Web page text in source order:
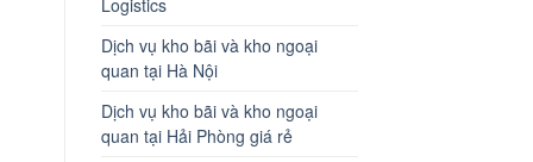
Dịch vụ kho bãi và kho ngoại
quan tại Hà Nội
Dịch vụ kho bãi và kho ngoại
quan tại Hải Phòng giá rẻ